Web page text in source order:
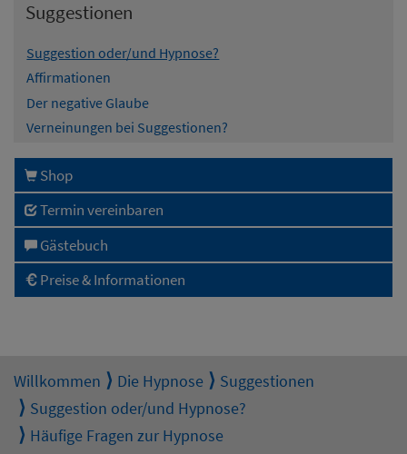
Suggestionen
Suggestion oder/und Hypnose?
Affirmationen
Der negative Glaube
Verneinungen bei Suggestionen?
Shop
Termin vereinbaren
Gästebuch
Preise & Informationen
Willkommen Die Hypnose
Suggestionen
Suggestion oder/und Hypnose?
Häufige Fragen zur Hypnose